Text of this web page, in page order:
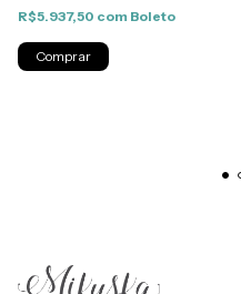
R$5.937,50 com Boleto